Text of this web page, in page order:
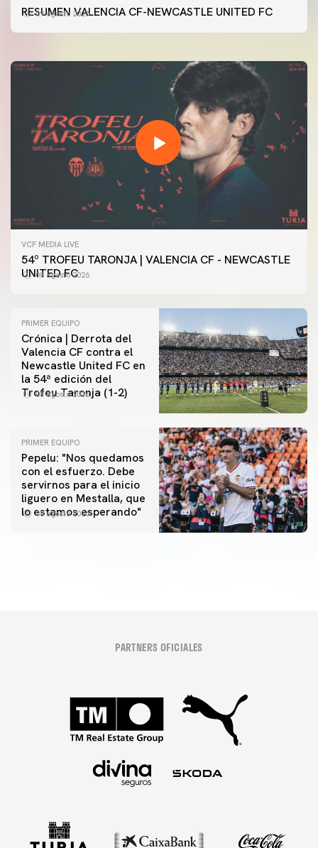
RESUMEN VALENCIA CF-NEWCASTLE UNITED FC
09 agosto 2026
54ª EDICIÓN TROFEU TARONJA
VCF MEDIA LIVE
54º TROFEU TARONJA | VALENCIA CF - NEWCASTLE
UNITED FC
08 agosto 2026
PRIMER EQUIPO
Crónica | Derrota del
Valencia CF contra el
Newcastle United FC en
la 54ª edición del
Trofeu Taronja (1-2)
08 agosto 2026
PRIMER EQUIPO
Pepelu: "Nos quedamos
con el esfuerzo. Debe
servirnos para el inicio
liguero en Mestalla, que
lo estamos esperando"
08 agosto 2026
PRIMER EQUIPO
Las fotos del Valencia CF-Newcastle United FC
PARTNERS OFICIALES